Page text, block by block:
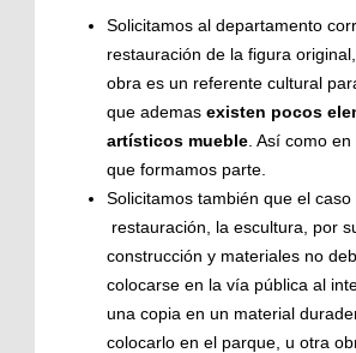
Solicitamos al departamento
restauración de la figura
obra es un referente cultural
que ademas existen pocos
artísticos mueble . Así como
que formamos parte.
Solicitamos también que el
restauración, la escultura, por
construcción y materiales no
colocarse en la vía pública al
una copia en un material
colocarlo en el parque, u otra